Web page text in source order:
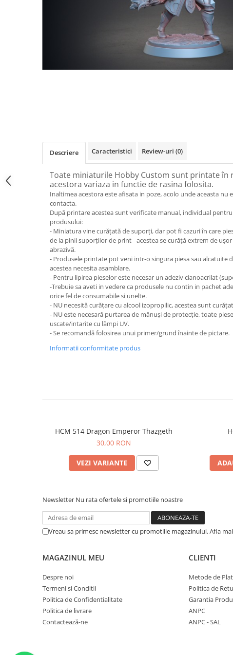
Descriere Caracteristici Review-uri (0)
Toate miniaturile Hobby Custom sunt printate în
acestora variaza in functie de rasina folosita.
Inaltimea acestora este afisata in poze, acolo unde aceasta nu
contacta.
După printare acestea sunt verificate manual, individual
produsului:
- Miniatura vine curățată de suporți, dar pot fi cazuri în care
de la pinii suporților de print - acestea se curăță extrem de
abrazivă.
- Produsele printate pot veni intr-o singura piesa sau alcatuite
acestea necesita asamblare.
- Pentru lipirea pieselor este necesar un adeziv cianoacrilat
-Trebuie sa aveti in vedere ca produsele nu contin in pachet
orice fel de consumabile si unelte.
- NU necesită curățare cu alcool izopropilic, acestea sunt
- NU este necesară purtarea de mănuși de protecție, toate
uscate/intarite cu lămpi UV.
- Se recomandă folosirea unui primer/grund înainte de pictare.
Informatii conformitate produs
HCM 514 Dragon Emperor Thazgeth
30,00 RON
VEZI VARIANTE
Newsletter Nu rata ofertele si promotiile noastre
Vreau sa primesc newsletter cu promotiile magazinului. Afla
MAGAZINUL MEU
Despre noi
Termeni si Conditii
Politica de Confidentialitate
Politica de livrare
Contactează-ne
CLIENTI
Metode de
Politica de
Garantia
ANPC
ANPC - SAL